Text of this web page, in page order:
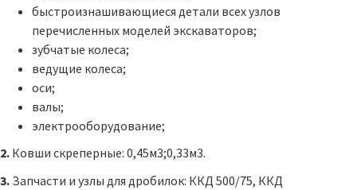
быстроизнашивающиеся детали всех узлов
перечисленных моделей экскаваторов;
зубчатые колеса;
ведущие колеса;
оси;
валы;
электрооборудование;
2. Ковши скреперные: 0,45м3;0,33м3.
3. Запчасти и узлы для дробилок: ККД 500/75, ККД